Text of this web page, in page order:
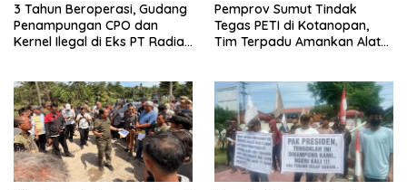
3 Tahun Beroperasi, Gudang
Penampungan CPO dan
Kernel Ilegal di Eks PT Radian
Pemprov Sumut Tindak
Tegas PETI di Kotanopan,
Tim Terpadu Amankan Alat